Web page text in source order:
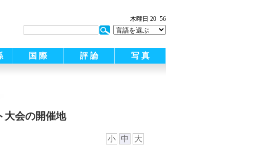
木曜日 20 56
国 際 評 論 写 真
大会の開催地
小 中 大